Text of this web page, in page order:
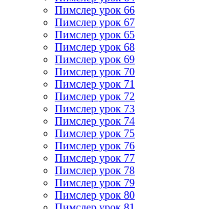
Пимслер урок 66
Пимслер урок 67
Пимслер урок 65
Пимслер урок 68
Пимслер урок 69
Пимслер урок 70
Пимслер урок 71
Пимслер урок 72
Пимслер урок 73
Пимслер урок 74
Пимслер урок 75
Пимслер урок 76
Пимслер урок 77
Пимслер урок 78
Пимслер урок 79
Пимслер урок 80